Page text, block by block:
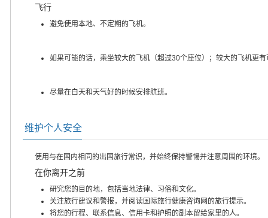
飞行
避免使用本地、不定期的飞机。
如果可能的话，乘坐较大的飞机（超过30个座位）；较大的飞机更
尽量在白天和天气好的时候安排航班。
维护个人安全
使用与在国内相同的出国旅行常识，并始终保持警惕并注意周围的环境。
在你离开之前
研究您的目的地，包括当地法律、习俗和文化。
关注旅行建议和警报，并阅读国际旅行健康咨询网的旅行提示。
将您的行程、联系信息、信用卡和护照的副本留给家里的人。